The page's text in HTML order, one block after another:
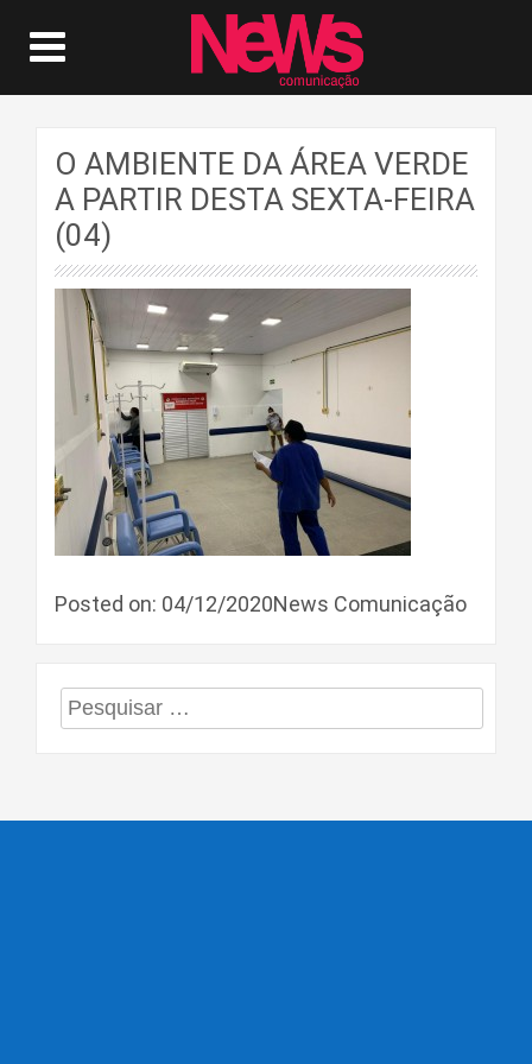
O AMBIENTE DA ÁREA VERDE
A PARTIR DESTA SEXTA-FEIRA
(04)
Posted on: 04/12/2020News Comunicação
Pesquisar
por: